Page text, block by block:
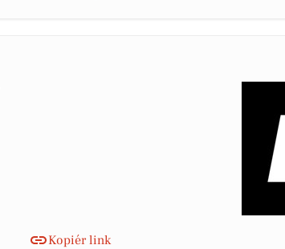
Kopiér link